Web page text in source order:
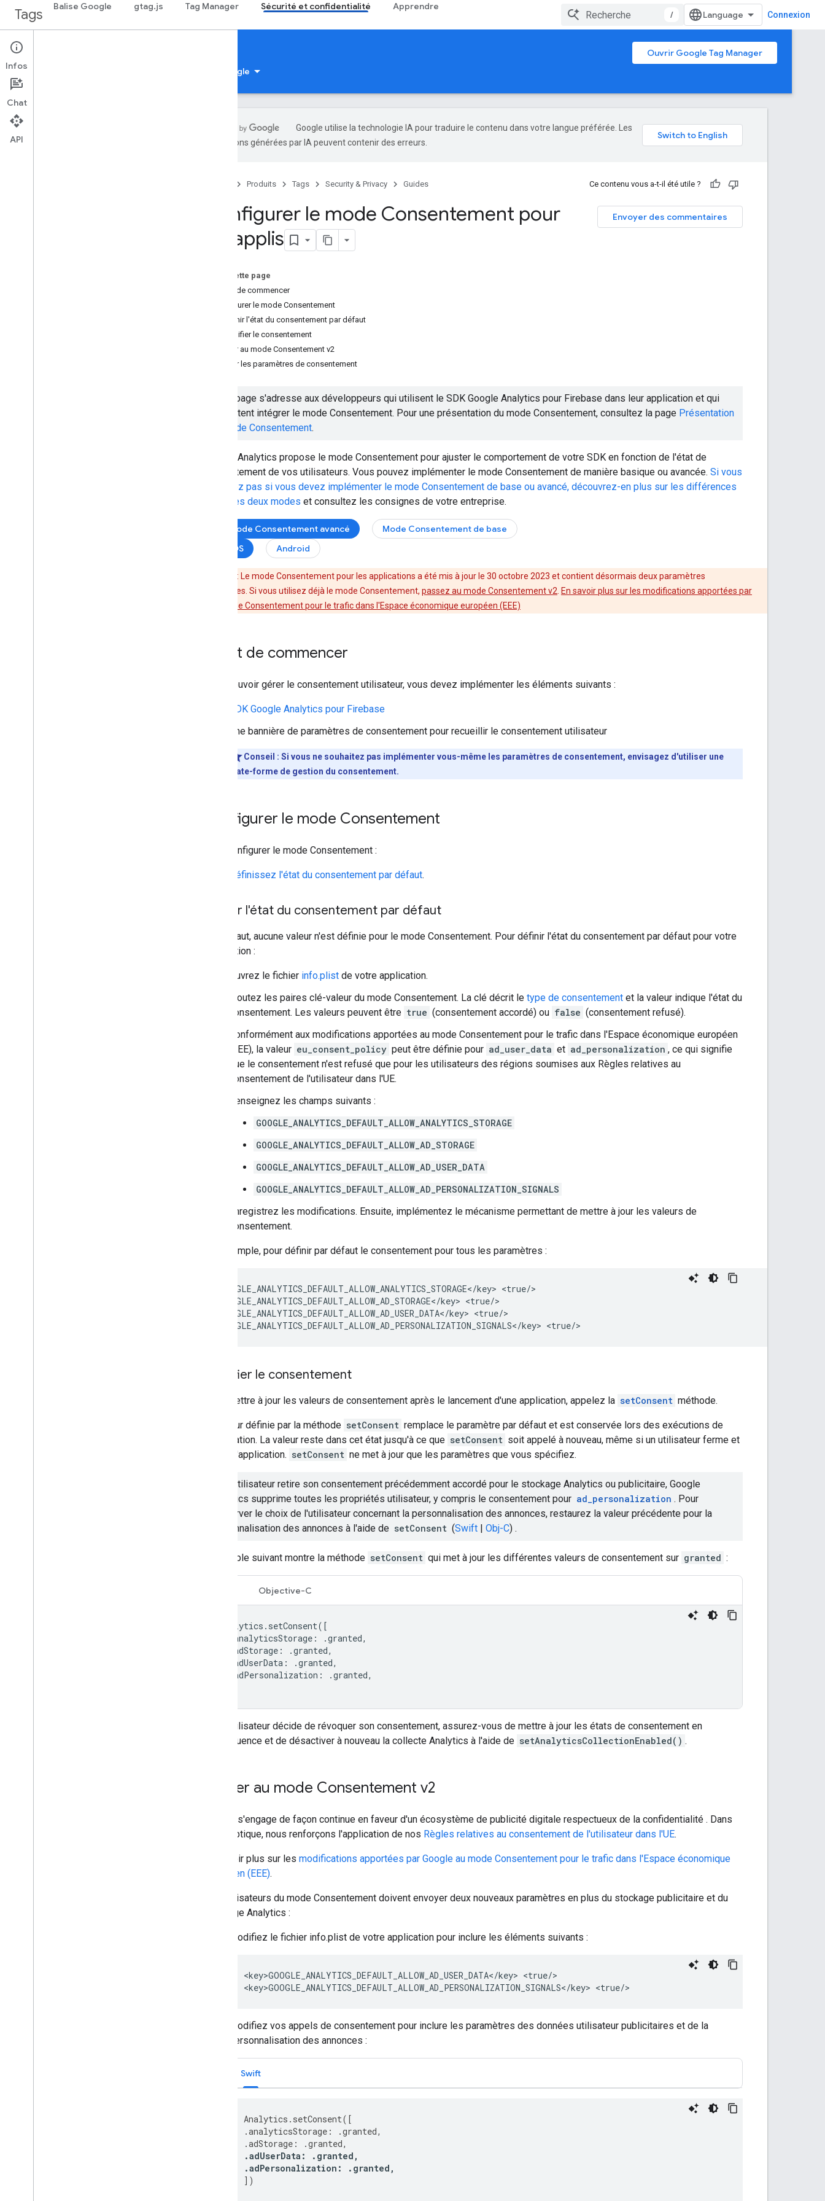
Tags Balise Google gtag.js Tag Manager Sécurité et confidentialité Apprendre
/ Connexion
Security & Privacy
Ouvrir Google Tag Manager
Concepts et bonnes pratiques
Google
Google utilise la technologie IA pour traduire le contenu dans votre langue préférée. Les
traductions générées par IA peuvent contenir des erreurs.
Produits Tags Security & Privacy Guides Ce contenu vous a-t-il été utile ?
Envoyer des commentaires
Configurer le mode Consentement pour
les applis
Sur cette page
Avant de commencer
Configurer le mode Consentement
Définir l'état du consentement par défaut
Modifier le consentement
Passer au mode Consentement v2
Vérifier les paramètres de consentement
Cette page s'adresse aux développeurs qui utilisent le SDK Google Analytics pour Firebase dans leur application et qui
souhaitent intégrer le mode Consentement. Pour une présentation du mode Consentement, consultez la page Présentation
du mode Consentement.
Google Analytics propose le mode Consentement pour ajuster le comportement de votre SDK en fonction de l'état de
consentement de vos utilisateurs. Vous pouvez implémenter le mode Consentement de manière basique ou avancée. Si vous
ne savez pas si vous devez implémenter le mode Consentement de base ou avancé, découvrez-en plus sur les différences
entre ces deux modes et consultez les consignes de votre entreprise.
Mode Consentement avancé
Mode Consentement de base
iOS
Android
: Le mode Consentement pour les applications a été mis à jour le 30 octobre 2023 et contient désormais deux paramètres
supplémentaires. Si vous utilisez déjà le mode Consentement, passez au mode Consentement v2 En savoir plus sur les modifications apportées par
Google au mode Consentement pour le trafic dans l'Espace économique européen (EEE)
Avant de commencer
Pour pouvoir gérer le consentement utilisateur, vous devez implémenter les éléments suivants :
SDK Google Analytics pour Firebase
Une bannière de paramètres de consentement pour recueillir le consentement utilisateur
Conseil : Si vous ne souhaitez pas implémenter vous-même les paramètres de consentement, envisagez d'utiliser une
plate-forme de gestion du consentement.
Configurer le mode Consentement
Pour configurer le mode Consentement :
Définissez l'état du consentement par défaut.
Définir l'état du consentement par défaut
Par défaut, aucune valeur n'est définie pour le mode Consentement. Pour définir l'état du consentement par défaut pour votre
application :
Ouvrez le fichier info.plist de votre application.
Ajoutez les paires clé-valeur du mode Consentement. La clé décrit le type de consentement et la valeur indique l'état du
consentement. Les valeurs peuvent être true (consentement accordé) ou false (consentement refusé).
Conformément aux modifications apportées au mode Consentement pour le trafic dans l'Espace économique européen
(EEE), la valeur eu_consent_policy peut être définie pour ad_user_data et ad_personalization , ce qui signifie
que le consentement n'est refusé que pour les utilisateurs des régions soumises aux Règles relatives au
consentement de l'utilisateur dans l'UE.
Renseignez les champs suivants :
GOOGLE_ANALYTICS_DEFAULT_ALLOW_ANALYTICS_STORAGE
GOOGLE_ANALYTICS_DEFAULT_ALLOW_AD_STORAGE
GOOGLE_ANALYTICS_DEFAULT_ALLOW_AD_USER_DATA
GOOGLE_ANALYTICS_DEFAULT_ALLOW_AD_PERSONALIZATION_SIGNALS
Enregistrez les modifications. Ensuite, implémentez le mécanisme permettant de mettre à jour les valeurs de
consentement.
Par exemple, pour définir par défaut le consentement pour tous les paramètres :
<key>GOOGLE_ANALYTICS_DEFAULT_ALLOW_ANALYTICS_STORAGE</key> <true/>
<key>GOOGLE_ANALYTICS_DEFAULT_ALLOW_AD_STORAGE</key> <true/>
<key>GOOGLE_ANALYTICS_DEFAULT_ALLOW_AD_USER_DATA</key> <true/>
<key>GOOGLE_ANALYTICS_DEFAULT_ALLOW_AD_PERSONALIZATION_SIGNALS</key>
Modifier le consentement
Pour mettre à jour les valeurs de consentement après le lancement d'une application, appelez la setConsent méthode.
La valeur définie par la méthode setConsent remplace le paramètre par défaut et est conservée lors des exécutions de
l'application. La valeur reste dans cet état jusqu'à ce que setConsent soit appelé à nouveau, même si un utilisateur ferme et
rouvre l'application. setConsent ne met à jour que les paramètres que vous spécifiez.
Si un utilisateur retire son consentement précédemment accordé pour le stockage Analytics ou publicitaire, Google
Analytics supprime toutes les propriétés utilisateur, y compris le consentement pour ad_personalization . Pour
conserver le choix de l'utilisateur concernant la personnalisation des annonces, restaurez la valeur précédente pour la
personnalisation des annonces à l'aide de setConsent (Swift | Obj-C) .
L'exemple suivant montre la méthode setConsent qui met à jour les différentes valeurs de consentement sur granted :
Objective-C
Analytics . setConsent([
analyticsStorage : .granted,
adStorage : .granted,
adUserData : .granted,
adPersonalization : .granted,
Si un utilisateur décide de révoquer son consentement, assurez-vous de mettre à jour les états de consentement en
conséquence et de désactiver à nouveau la collecte Analytics à l'aide de setAnalyticsCollectionEnabled() .
Passer au mode Consentement v2
Google s'engage de façon continue en faveur d'un écosystème de publicité digitale respectueux de la confidentialité . Dans
cette optique, nous renforçons l'application de nos Règles relatives au consentement de l'utilisateur dans l'UE.
En savoir plus sur les modifications apportées par Google au mode Consentement pour le trafic dans l'Espace économique
européen (EEE).
Les utilisateurs du mode Consentement doivent envoyer deux nouveaux paramètres en plus du stockage publicitaire et du
stockage Analytics :
Modifiez le fichier info.plist de votre application pour inclure les éléments suivants :
<key>GOOGLE_ANALYTICS_DEFAULT_ALLOW_AD_USER_DATA</key> <true/>
<key>GOOGLE_ANALYTICS_DEFAULT_ALLOW_AD_PERSONALIZATION_SIGNALS</key>
Modifiez vos appels de consentement pour inclure les paramètres des données utilisateur publicitaires et de la
personnalisation des annonces :
Swift
Analytics . setConsent([
.analyticsStorage : .granted,
.adStorage : .granted,
.adUserData : . granted ,
.adPersonalization : . granted ,
])
Infos
Chat
API